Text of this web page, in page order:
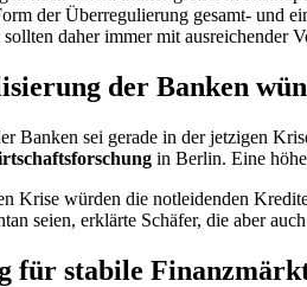
der Überregulierung gesamt- und
daher immer mit ausreichender
der Banken
Banken sei gerade in der jetzigen
in Berlin. Eine
Krise würden die notleidenden
seien, erklärte Schäfer, die aber
für stabile